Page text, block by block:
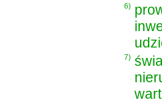
6)
7)